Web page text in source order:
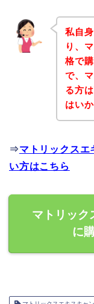
私自
り、
格で
で、
る方
はい
⇒マトリックスエ
い方はこちら
マトリック
に